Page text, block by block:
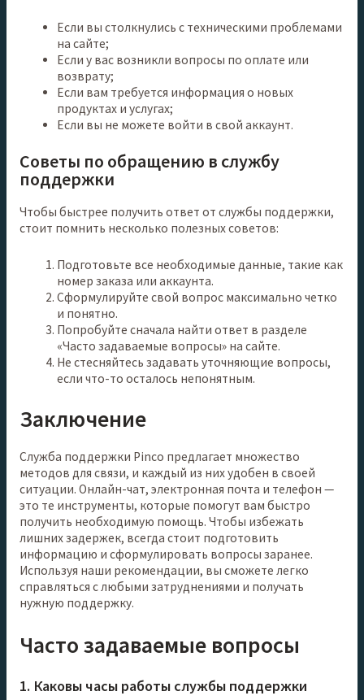
Если вы столкнулись с техническими проблемами
на сайте;
Если у вас возникли вопросы по оплате или
возврату;
Если вам требуется информация о новых
продуктах и услугах;
Если вы не можете войти в свой аккаунт.
Советы по обращению в службу
поддержки
Чтобы быстрее получить ответ от службы поддержки,
стоит помнить несколько полезных советов:
Подготовьте все необходимые данные, такие как
номер заказа или аккаунта.
Сформулируйте свой вопрос максимально четко
и понятно.
Попробуйте сначала найти ответ в разделе
«Часто задаваемые вопросы» на сайте.
Не стесняйтесь задавать уточняющие вопросы,
если что-то осталось непонятным.
Заключение
Служба поддержки Pinco предлагает множество
методов для связи, и каждый из них удобен в своей
ситуации. Онлайн-чат, электронная почта и телефон —
это те инструменты, которые помогут вам быстро
получить необходимую помощь. Чтобы избежать
лишних задержек, всегда стоит подготовить
информацию и сформулировать вопросы заранее.
Используя наши рекомендации, вы сможете легко
справляться с любыми затруднениями и получать
нужную поддержку.
Часто задаваемые вопросы
1. Каковы часы работы службы поддержки